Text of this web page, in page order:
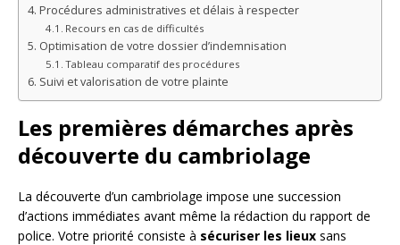
Procédures administratives et délais à respecter
Recours en cas de difficultés
Optimisation de votre dossier d’indemnisation
Tableau comparatif des procédures
Suivi et valorisation de votre plainte
Les premières démarches après
découverte du cambriolage
La découverte d’un cambriolage impose une succession
d’actions immédiates avant même la rédaction du rapport de
police. Votre priorité consiste à sécuriser les lieux sans